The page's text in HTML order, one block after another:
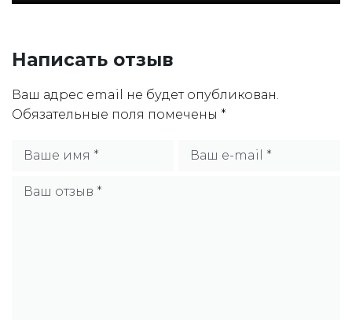
Написать отзыв
Ваш адрес email не будет опубликован.
Обязательные поля помечены *